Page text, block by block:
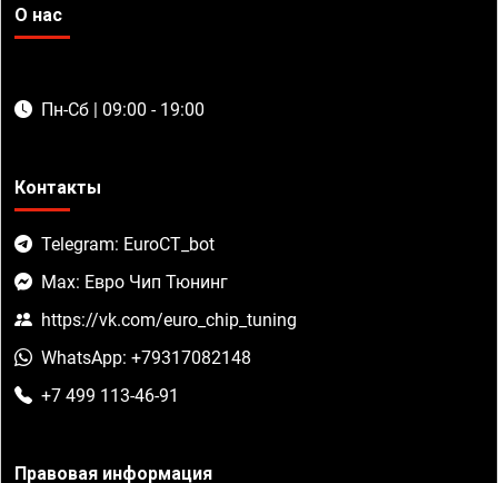
О нас
Пн-Сб | 09:00 - 19:00
Контакты
Telegram: EuroCT_bot
Max: Евро Чип Тюнинг
https://vk.com/euro_chip_tuning
WhatsApp: +79317082148
+7 499 113-46-91
Правовая информация